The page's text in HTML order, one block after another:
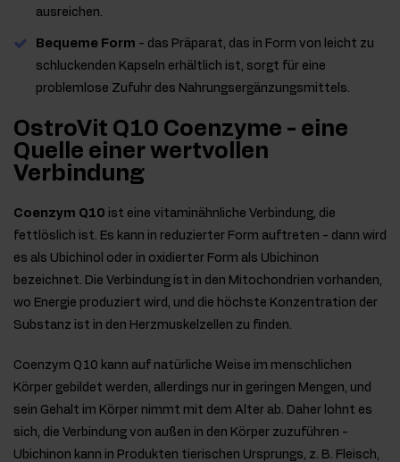
ausreichen.
Bequeme Form - das Präparat, das in Form von leicht zu
schluckenden Kapseln erhältlich ist, sorgt für eine
problemlose Zufuhr des Nahrungsergänzungsmittels.
OstroVit Q10 Coenzyme - eine
Quelle einer wertvollen
Verbindung
Coenzym Q10 ist eine vitaminähnliche Verbindung, die
fettlöslich ist. Es kann in reduzierter Form auftreten - dann wird
es als Ubichinol oder in oxidierter Form als Ubichinon
bezeichnet. Die Verbindung ist in den Mitochondrien vorhanden,
wo Energie produziert wird, und die höchste Konzentration der
Substanz ist in den Herzmuskelzellen zu finden.
Coenzym Q10 kann auf natürliche Weise im menschlichen
Körper gebildet werden, allerdings nur in geringen Mengen, und
sein Gehalt im Körper nimmt mit dem Alter ab. Daher lohnt es
sich, die Verbindung von außen in den Körper zuzuführen -
Ubichinon kann in Produkten tierischen Ursprungs, z. B. Fleisch,